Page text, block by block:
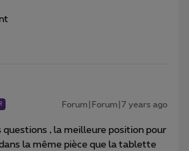
Forum|Forum|7 years ago
questions , la meilleure position pour
la même pièce que la tablette